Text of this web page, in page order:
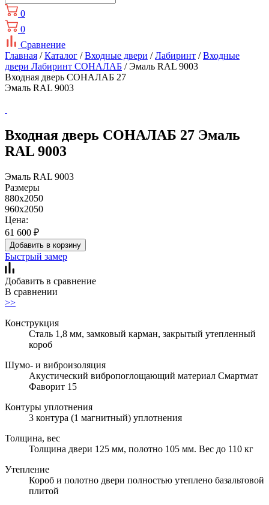
0
0
Сравнение
Главная /Каталог /Входные двери /Лабиринт /Входные
двери Лабиринт СОНАЛАБ / Эмаль RAL 9003
Входная дверь СОНАЛАБ 27
Эмаль RAL 9003
Входная дверь СОНАЛАБ 27 Эмаль
RAL 9003
Эмаль RAL 9003
Размеры
880x2050
960x2050
Цена:
61 600 ₽
Добавить в корзину
Быстрый замер
Добавить в сравнение
В сравнении
>>
Конструкция
Сталь 1,8 мм, замковый карман, закрытый утепленный
короб
Шумо- и виброизоляция
Акустический вибропоглощающий материал Смартмат
Фаворит 15
Контуры уплотнения
3 контура (1 магнитный) уплотнения
Толщина, вес
Толщина двери 125 мм, полотно 105 мм. Вес до 110 кг
Утепление
Короб и полотно двери полностью утеплено базальтовой
плитой